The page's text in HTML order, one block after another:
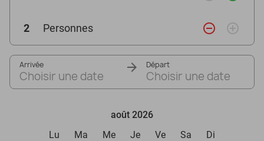
2 Personnes remove_circle_outline add_circle_outline
Arrivée
Choisir une date
Départ
Choisir une date
août 2026
Lu
Ma Me Je Ve Sa Di